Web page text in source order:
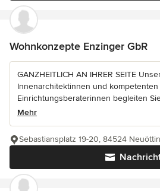
Wohnkonzepte Enzinger GbR
GANZHEITLICH AN IHRER SEITE
Innenarchitektinnen und kompetenten
Einrichtungsberaterinnen begleiten
Mehr
Sebastiansplatz 19-20, 84524